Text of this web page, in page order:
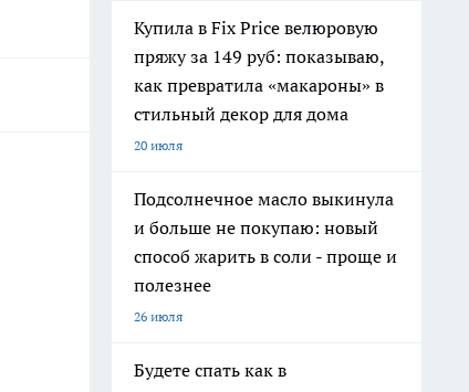
Купила в Fix Price велюровую
пряжу за 149 руб: показываю,
как превратила «макароны» в
стильный декор для дома
20 июля
Подсолнечное масло выкинула
и больше не покупаю: новый
способ жарить в соли - проще и
полезнее
26 июля
Будете спать как в